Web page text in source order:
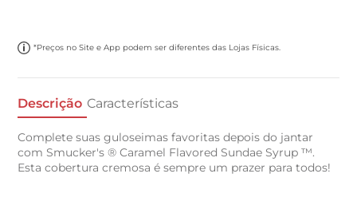
*Preços no Site e App podem ser diferentes das Lojas Físicas.
Descrição Características
Complete suas guloseimas favoritas depois do jantar
com Smucker's ® Caramel Flavored Sundae Syrup ™.
Esta cobertura cremosa é sempre um prazer para todos!